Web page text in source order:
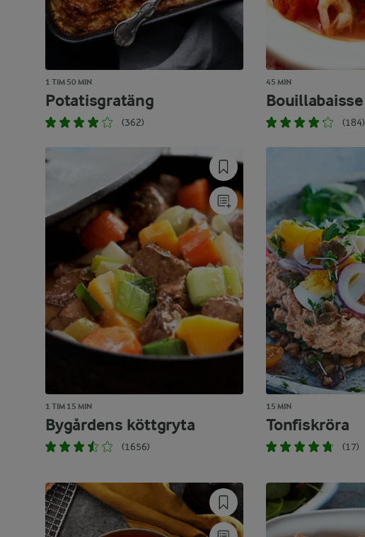
1 TIM 50 MIN
Potatisgratäng
(362)
45 MIN
Bouillabaisse
(184)
1 TIM 15 MIN
Bygårdens köttgryta
(1656)
15 MIN
Tonfiskröra
(17)